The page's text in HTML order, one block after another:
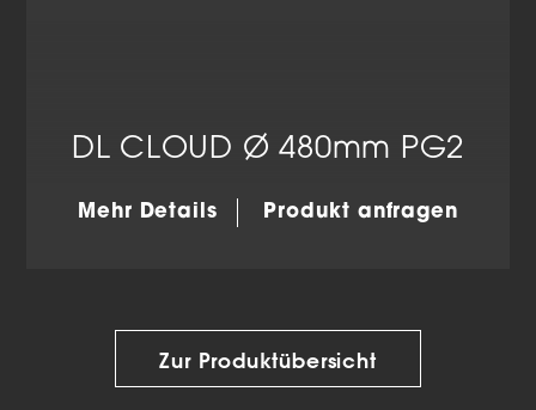
DL CLOUD Ø 480mm PG2
Mehr Details Produkt anfragen
Zur Produktübersicht